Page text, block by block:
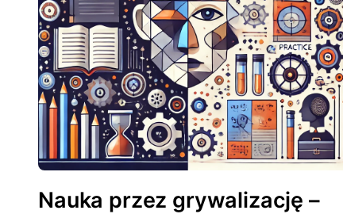
Nauka przez grywalizację –